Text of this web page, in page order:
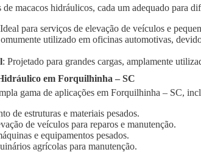
macacos hidráulicos, cada um adequado para
para serviços de elevação de veículos e
utilizado em oficinas automotivas,
: Projetado para grandes cargas, amplamente
em Forquilhinha – SC
gama de aplicações em Forquilhinha – SC,
de estruturas e materiais pesados.
de veículos para reparos e manutenção.
e equipamentos pesados.
agrícolas para manutenção.